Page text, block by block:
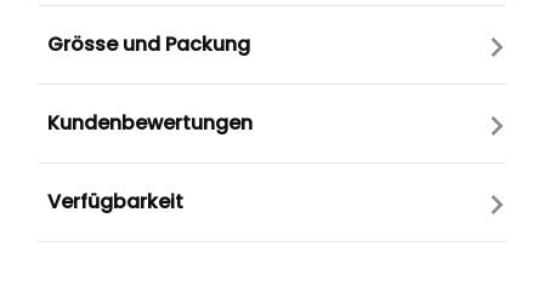
Grösse und Packung
Kundenbewertungen
Verfügbarkeit